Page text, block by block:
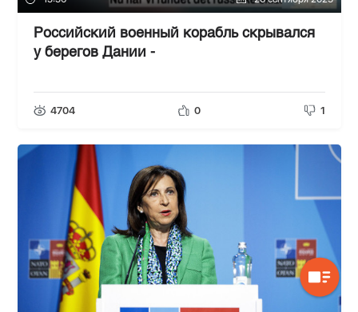
Российский военный корабль скрывался
у берегов Дании -
4704 0 1